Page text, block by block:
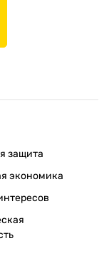
защита
экономика